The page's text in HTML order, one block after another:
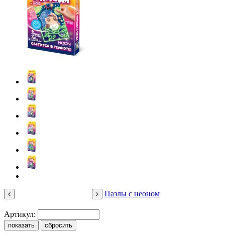
Пазлы с неоном
Артикул: